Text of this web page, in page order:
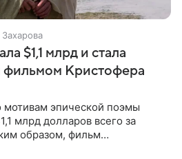
Захарова
$1,1 млрд и стала
фильмом Кристофера
эпической поэмы
млрд долларов всего за
образом, фильм